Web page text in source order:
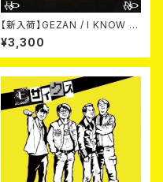
【新入荷】GEZAN / I KNOW H
OW NOW (CD)
¥3,300